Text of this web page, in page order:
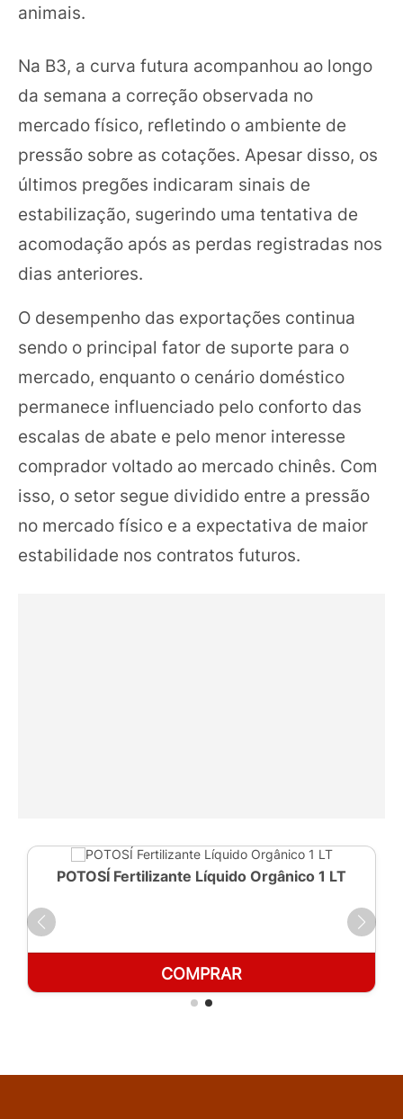
animais.
Na B3, a curva futura acompanhou ao longo
da semana a correção observada no
mercado físico, refletindo o ambiente de
pressão sobre as cotações. Apesar disso, os
últimos pregões indicaram sinais de
estabilização, sugerindo uma tentativa de
acomodação após as perdas registradas nos
dias anteriores.
O desempenho das exportações continua
sendo o principal fator de suporte para o
mercado, enquanto o cenário doméstico
permanece influenciado pelo conforto das
escalas de abate e pelo menor interesse
comprador voltado ao mercado chinês. Com
isso, o setor segue dividido entre a pressão
no mercado físico e a expectativa de maior
estabilidade nos contratos futuros.
POTOSÍ Fertilizante Líquido Orgânico 1 LT
COMPRAR